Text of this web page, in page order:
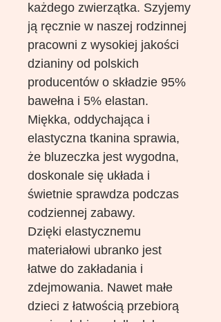
każdego zwierzątka. Szyjemy
ją ręcznie w naszej rodzinnej
pracowni z wysokiej jakości
dzianiny od polskich
producentów o składzie 95%
bawełna i 5% elastan.
Miękka, oddychająca i
elastyczna tkanina sprawia,
że bluzeczka jest wygodna,
doskonale się układa i
świetnie sprawdza podczas
codziennej zabawy.
Dzięki elastycznemu
materiałowi ubranko jest
łatwe do zakładania i
zdejmowania. Nawet małe
dzieci z łatwością przebiorą